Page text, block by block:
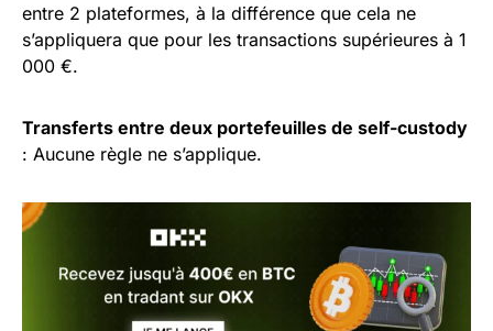
entre 2 plateformes, à la différence que cela ne
s’appliquera que pour les transactions supérieures à 1
000 €.
Transferts entre deux portefeuilles de self-custody
: Aucune règle ne s’applique.